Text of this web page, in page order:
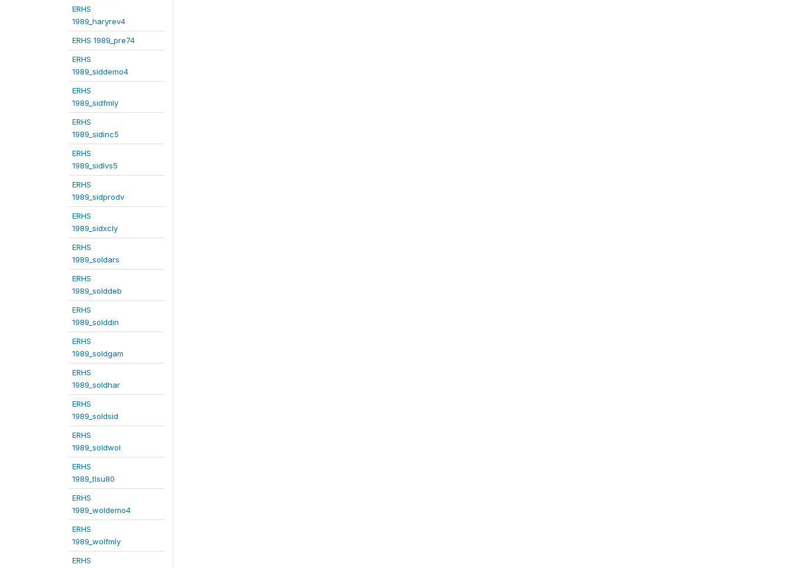
ERHS
1989_haryrev4
ERHS 1989_pre74
ERHS
1989_siddemo4
ERHS
1989_sidfmly
ERHS
1989_sidinc5
ERHS
1989_sidlvs5
ERHS
1989_sidprodv
ERHS
1989_sidxcly
ERHS
1989_soldars
ERHS
1989_solddeb
ERHS
1989_solddin
ERHS
1989_soldgam
ERHS
1989_soldhar
ERHS
1989_soldsid
ERHS
1989_soldwol
ERHS
1989_tlsu80
ERHS
1989_woldemo4
ERHS
1989_wolfmly
ERHS